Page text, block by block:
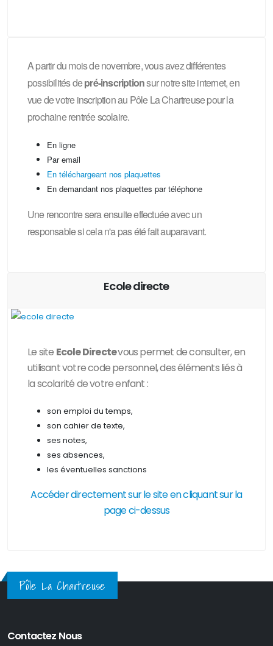
A partir du mois de novembre, vous avez différentes
possibilités depré-inscriptionsur notre site internet, en
vue de votre inscription au Pôle La Chartreuse pour la
prochaine rentrée scolaire.
En ligne
Par email
En téléchargeant nos plaquettes
En demandant nos plaquettes par téléphone
Une rencontre sera ensuite effectuée avec un
responsable si cela n'a pas été fait auparavant.
Ecole directe
Le site Ecole Directevous permet de consulter, en
utilisant votre code personnel, deséléments liés à
la scolarité de votre enfant :
son emploi du temps,
son cahier de texte,
ses notes,
ses absences,
les éventuelles sanctions
Accéder directement sur le site en cliquant sur la
page ci-dessus
Pôle La Chartreuse
Contactez Nous